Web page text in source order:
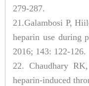
279-287.
21.Galambosi P,
heparin use during
2016; 143: 122-126.
22. Chaudhary
heparin-induced